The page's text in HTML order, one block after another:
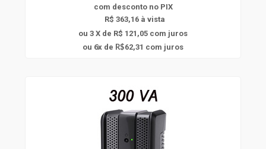
com desconto no PIX
R$ 363,16 à vista
ou 3 X de R$ 121,05 com juros
ou 6x de R$62,31 com juros